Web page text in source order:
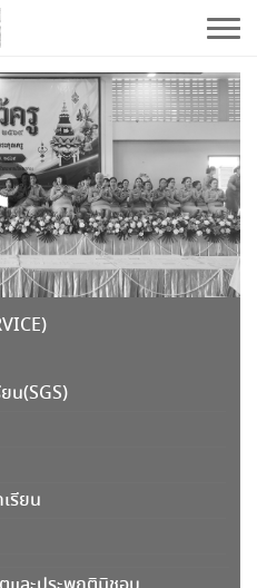
ารใช้งบประมาณประจำปี
า
เคลื่อนจริยธรรม
ะป้องกันการทุจริต
น(SGS)
รียน